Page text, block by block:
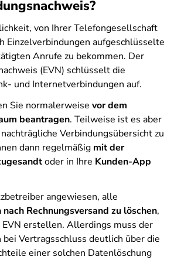
von Ihrer Telefongesellschaft
Einzelverbindungen aufgeschlüsselte
Anrufe zu bekommen. Der
(EVN) schlüsselt die
und Internetverbindungen auf.
Sie normalerweise vor dem
beantragen. Teilweise ist es aber
Verbindungsübersicht zu
dann regelmäßig mit der
oder in Ihre Kunden-App
angewiesen, alle
Rechnungsversand zu löschen,
EVN erstellen. Allerdings muss der
Vertragsschluss deutlich über die
einer solchen Datenlöschung